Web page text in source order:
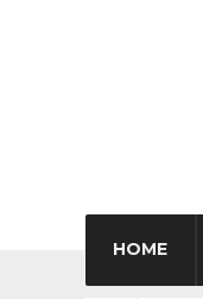
HOME